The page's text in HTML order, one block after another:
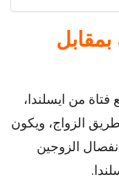
بمقابل
من ايسلندا،
الزواج، ويكون
الزوجين